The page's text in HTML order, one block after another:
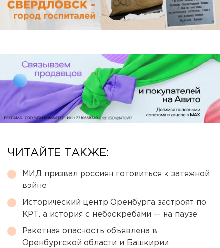
ЧИТАЙТЕ ТАКЖЕ:
МИД призвал россиян готовиться к затяжной
войне
Исторический центр Оренбурга застроят по
КРТ, а история с небоскребами — на паузе
Ракетная опасность объявлена в
Оренбургской области и Башкирии